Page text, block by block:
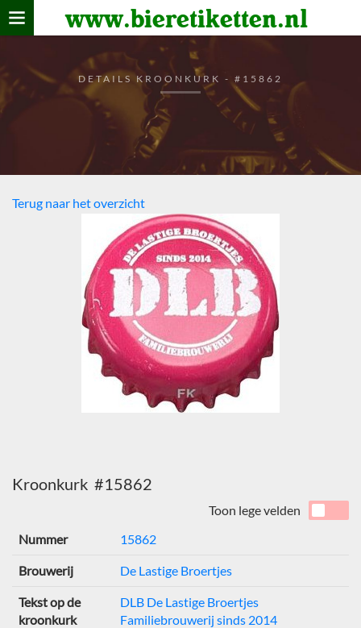
www.bieretiketten.nl
Home
De bierkaart
DETAILS KROONKURK - #15862
Terug naar het overzicht
Kroonkurk #15862
Toon lege velden
Nummer
15862
Brouwerij De Lastige Broertjes
Tekst op de
kroonkurk
DLB De Lastige Broertjes
Familiebrouwerij sinds 2014